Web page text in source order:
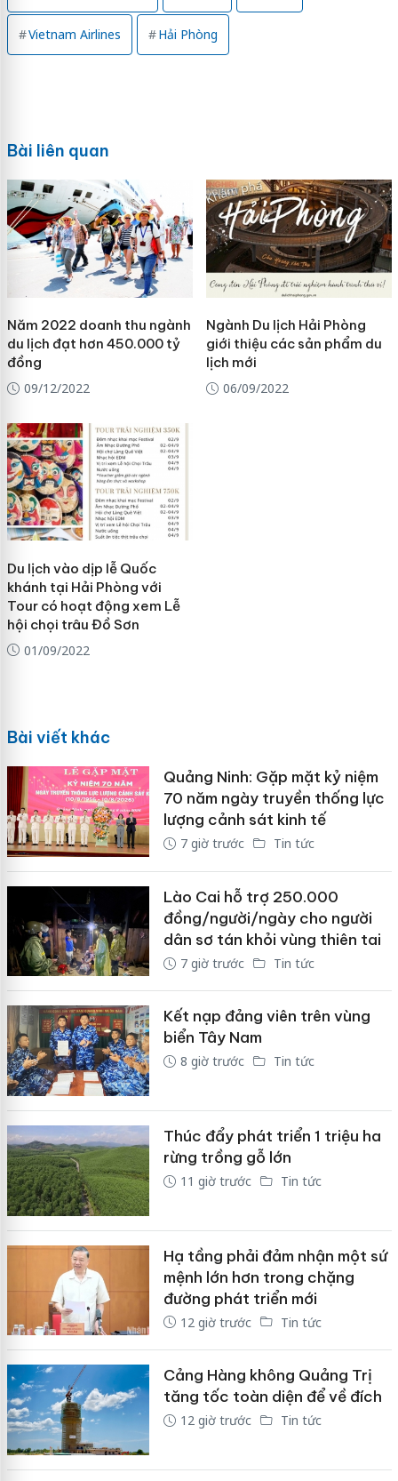
Vietnam Airlines Hải Phòng
Bài liên quan
Năm 2022 doanh thu ngành
du lịch đạt hơn 450.000 tỷ
đồng
09/12/2022
Ngành Du lịch Hải Phòng
giới thiệu các sản phẩm du
lịch mới
06/09/2022
Du lịch vào dịp lễ Quốc
khánh tại Hải Phòng với
Tour có hoạt động xem Lễ
hội chọi trâu Đồ Sơn
01/09/2022
Bài viết khác
Quảng Ninh: Gặp mặt kỷ niệm
70 năm ngày truyền thống lực
lượng cảnh sát kinh tế
7 giờ trước Tin tức
Lào Cai hỗ trợ 250.000
đồng/người/ngày cho người
dân sơ tán khỏi vùng thiên tai
7 giờ trước Tin tức
Kết nạp đảng viên trên vùng
biển Tây Nam
8 giờ trước Tin tức
Thúc đẩy phát triển 1 triệu ha
rừng trồng gỗ lớn
11 giờ trước Tin tức
Hạ tầng phải đảm nhận một sứ
mệnh lớn hơn trong chặng
đường phát triển mới
12 giờ trước Tin tức
Cảng Hàng không Quảng Trị
tăng tốc toàn diện để về đích
12 giờ trước Tin tức